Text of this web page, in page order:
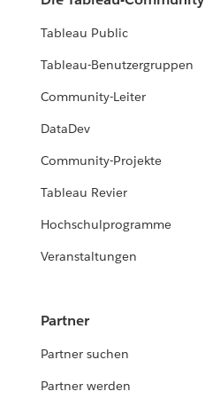
Tableau Public
Tableau-Benutzergruppen
Community-Leiter
DataDev
Community-Projekte
Tableau Revier
Hochschulprogramme
Veranstaltungen
Partner
Partner suchen
Partner werden